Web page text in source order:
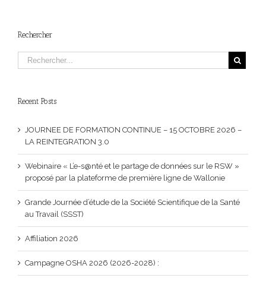
Rechercher
Recent Posts
JOURNEE DE FORMATION CONTINUE – 15 OCTOBRE 2026 –
LA REINTEGRATION 3.0
Webinaire « L’e-s@nté et le partage de données sur le RSW »
proposé par la plateforme de première ligne de Wallonie
Grande Journée d’étude de la Société Scientifique de la Santé
au Travail (SSST)
Affiliation 2026
Campagne OSHA 2026 (2026-2028) :